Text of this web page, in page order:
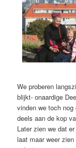
We proberen
blijkt- onaardige
vinden we toch
deels aan de kop
Later zien we dat
laat maar weer